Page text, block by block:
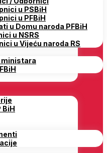
u PSBiH
u PFBiH
u Domu naroda PFBiH
u NSRS
u Vijeću naroda RS
ministara
BiH